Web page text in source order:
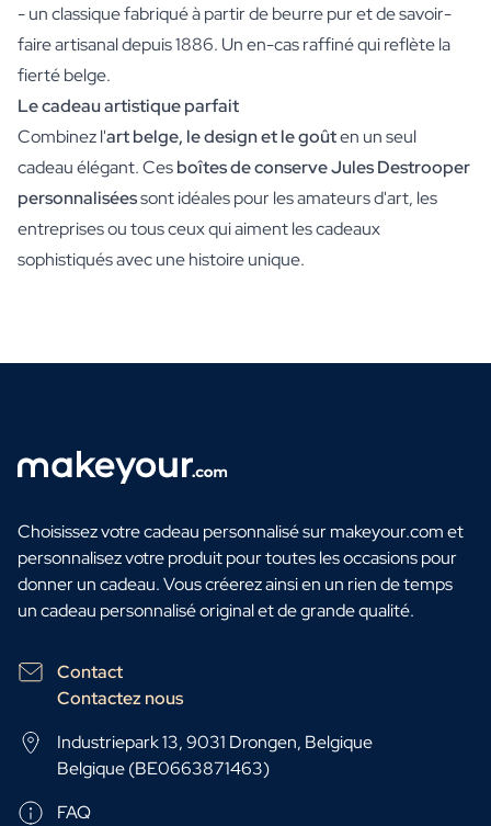
- un classique fabriqué à partir de beurre pur et de savoir-
faire artisanal depuis 1886. Un en-cas raffiné qui reflète la
fierté belge.
Le cadeau artistique parfait
Combinez l'art belge, le design et le goûten un seul
cadeau élégant. Cesboîtes de conserve Jules Destrooper
personnaliséessont idéales pour les amateurs d'art, les
entreprises ou tous ceux qui aiment les cadeaux
sophistiqués avec une histoire unique.
Choisissez votre cadeau personnalisé sur makeyour.com et
personnalisez votre produit pour toutes les occasions pour
donner un cadeau. Vous créerez ainsi en un rien de temps
un cadeau personnalisé original et de grande qualité.
Contact
Contactez nous
Industriepark 13, 9031 Drongen, Belgique
Belgique (BE0663871463)
FAQ